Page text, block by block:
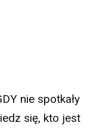
nie spotkały
się, kto jest